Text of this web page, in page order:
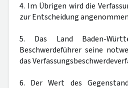
4. Im Übrigen wird die
zur Entscheidung
5. Das Land Baden-
Beschwerdeführer seine
das
6. Der Wert des